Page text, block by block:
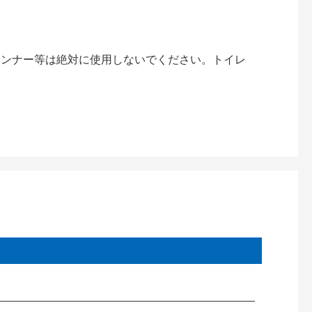
ナー等は絶対に使用しないでください。トイレ